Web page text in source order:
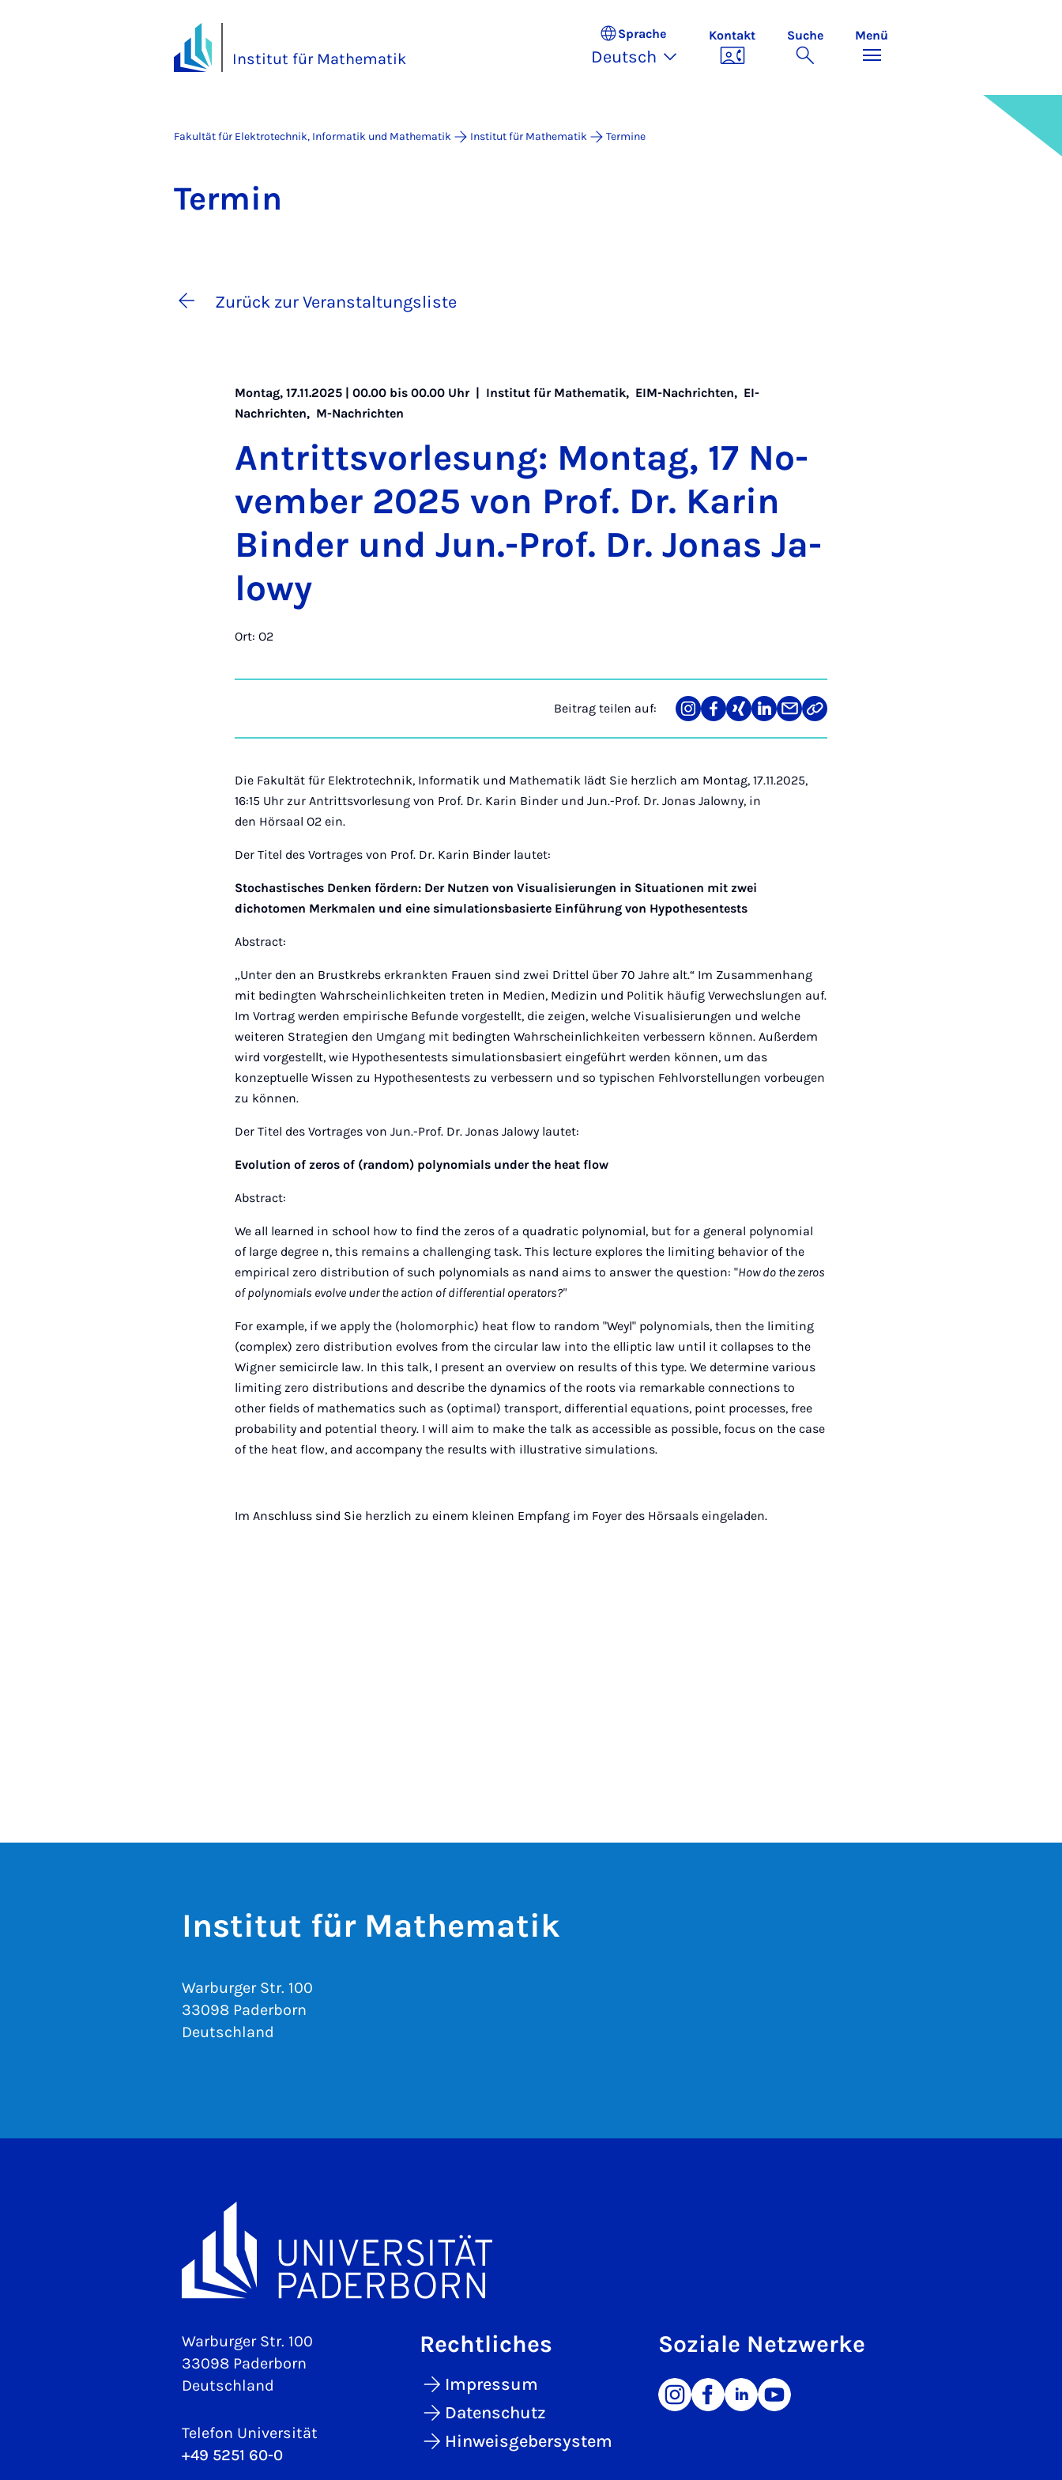
Institut für Mathematik
Sprache
Deutsch
Kontakt Suche Menü
Fakultät für Elektrotechnik, Informatik und Mathematik Institut für Mathematik Termine
Ter­min
Zurück zur Veranstaltungsliste
Montag, 17.11.2025 | 00.00 bis 00.00 Uhr | Institut für Mathematik, EIM-Nachrichten, EI-
Nachrichten, M-Nachrichten
An­tritts­vor­le­sung: Mon­tag, 17 No­
vem­ber 2025 von Prof. Dr. Ka­rin
Bin­der und Jun.-Prof. Dr. Jo­nas Ja­
lowy
Ort: O2
Beitrag teilen auf:
Teilen
auf
Teilen
auf
Teilen
auf
Teilen
auf
Teilen
über
Mail
Link
kopieren
Die Fakultät für Elektrotechnik, Informatik und Mathematik lädt Sie herzlich am Montag, 17.11.2025,
16:15 Uhr zur Antrittsvorlesung von Prof. Dr. Karin Binder und Jun.-Prof. Dr. Jonas Jalowny, in
den Hörsaal O2 ein.
Der Titel des Vortrages von Prof. Dr. Karin Binder lautet:
Stochastisches Denken fördern: Der Nutzen von Visualisierungen in Situationen mit zwei
dichotomen Merkmalen und eine simulationsbasierte Einführung von Hypothesentests
Abstract:
„Unter den an Brustkrebs erkrankten Frauen sind zwei Drittel über 70 Jahre alt.“ Im Zusammenhang
mit bedingten Wahrscheinlichkeiten treten in Medien, Medizin und Politik häufig Verwechslungen auf.
Im Vortrag werden empirische Befunde vorgestellt, die zeigen, welche Visualisierungen und welche
weiteren Strategien den Umgang mit bedingten Wahrscheinlichkeiten verbessern können. Außerdem
wird vorgestellt, wie Hypothesentests simulationsbasiert eingeführt werden können, um das
konzeptuelle Wissen zu Hypothesentests zu verbessern und so typischen Fehlvorstellungen vorbeugen
zu können.
Der Titel des Vortrages von Jun.-Prof. Dr. Jonas Jalowy lautet:
Evolution of zeros of (random) polynomials under the heat flow
Abstract:
We all learned in school how to find the zeros of a quadratic polynomial, but for a general polynomial
of large degree n, this remains a challenging task. This lecture explores the limiting behavior of the
empirical zero distribution of such polynomials as nand aims to answer the question: "How do the zeros
of polynomials evolve under the action of differential operators?"
For example, if we apply the (holomorphic) heat flow to random "Weyl" polynomials, then the limiting
(complex) zero distribution evolves from the circular law into the elliptic law until it collapses to the
Wigner semicircle law. In this talk, I present an overview on results of this type. We determine various
limiting zero distributions and describe the dynamics of the roots via remarkable connections to
other fields of mathematics such as (optimal) transport, differential equations, point processes, free
probability and potential theory. I will aim to make the talk as accessible as possible, focus on the case
of the heat flow, and accompany the results with illustrative simulations.
Im Anschluss sind Sie herzlich zu einem kleinen Empfang im Foyer des Hörsaals eingeladen.
Institut für Mathematik
Warburger Str. 100
33098 Paderborn
Deutschland
Warburger Str. 100
33098 Paderborn
Deutschland
Telefon Universität
+49 5251 60-0
Rechtliches
Impressum
Datenschutz
Hinweisgebersystem
Soziale Netzwerke